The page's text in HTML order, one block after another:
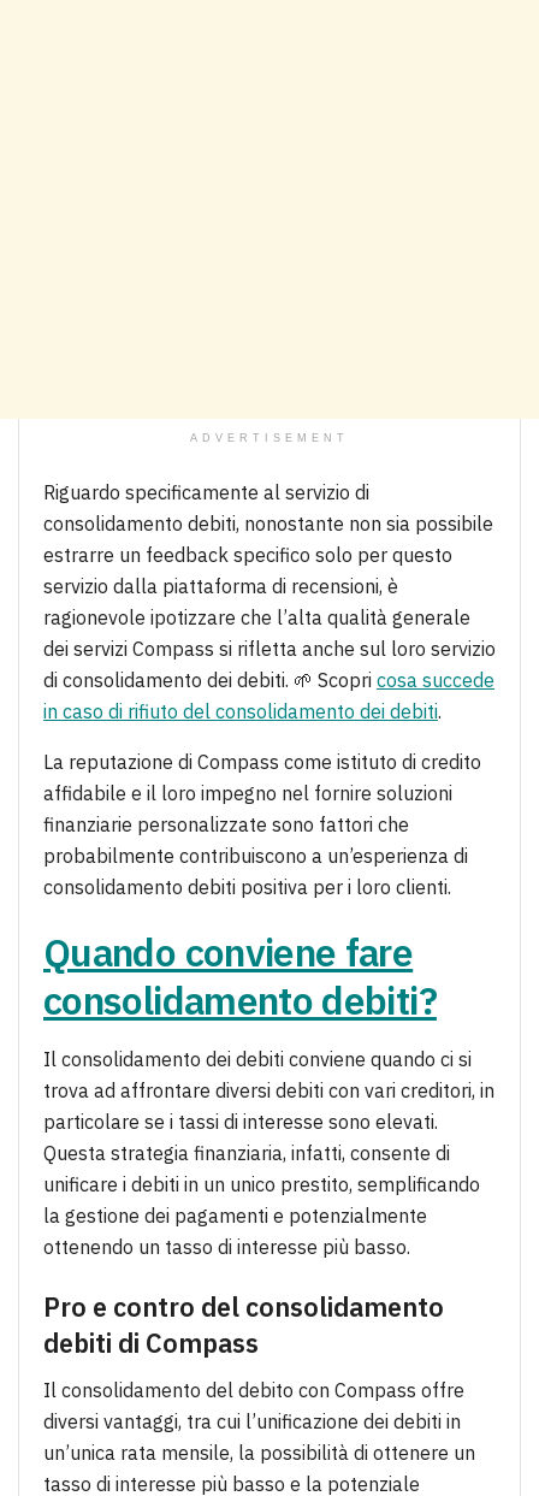
ADVERTISEMENT
Riguardo specificamente al servizio di
consolidamento debiti, nonostante non sia possibile
estrarre un feedback specifico solo per questo
servizio dalla piattaforma di recensioni, è
ragionevole ipotizzare che l’alta qualità generale
dei servizi Compass si rifletta anche sul loro servizio
di consolidamento dei debiti. 🌱 Scopri cosa succede
in caso di rifiuto del consolidamento dei debiti.
La reputazione di Compass come istituto di credito
affidabile e il loro impegno nel fornire soluzioni
finanziarie personalizzate sono fattori che
probabilmente contribuiscono a un’esperienza di
consolidamento debiti positiva per i loro clienti.
Quando conviene fare
consolidamento debiti?
Il consolidamento dei debiti conviene quando ci si
trova ad affrontare diversi debiti con vari creditori, in
particolare se i tassi di interesse sono elevati.
Questa strategia finanziaria, infatti, consente di
unificare i debiti in un unico prestito, semplificando
la gestione dei pagamenti e potenzialmente
ottenendo un tasso di interesse più basso.
Pro e contro del consolidamento
debiti di Compass
Il consolidamento del debito con Compass offre
diversi vantaggi, tra cui l’unificazione dei debiti in
un’unica rata mensile, la possibilità di ottenere un
tasso di interesse più basso e la potenziale